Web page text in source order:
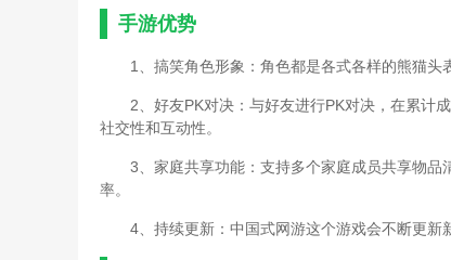
手游优势
1、搞笑角色形象：角色都是各式各样的熊猫头
2、好友PK对决：与好友进行PK对决，在累计
社交性和互动性。
3、家庭共享功能：支持多个家庭成员共享物
率。
4、持续更新：中国式网游这个游戏会不断更新